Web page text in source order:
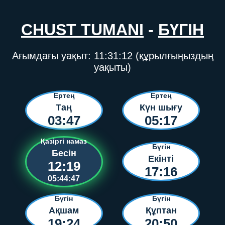
CHUST TUMANI - БҮГІН
Ағымдағы уақыт: 11:31:12 (құрылғыңыздың
уақыты)
Ертең
Таң
03:47
Ертең
Күн шығу
05:17
Қазіргі намаз
Бесін
12:19
05:44:47
Бүгін
Екінті
17:16
Бүгін
Ақшам
Бүгін
Құптан